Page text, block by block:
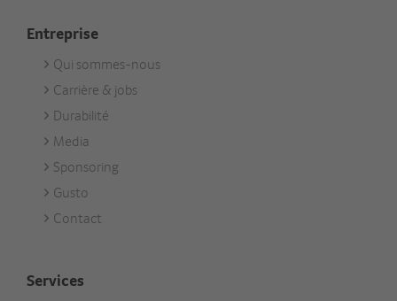
Entreprise
Footer
Unternehmen
Qui sommes-nous
Carrière & jobs
Durabilité
Media
Sponsoring
Gusto
Contact
Services